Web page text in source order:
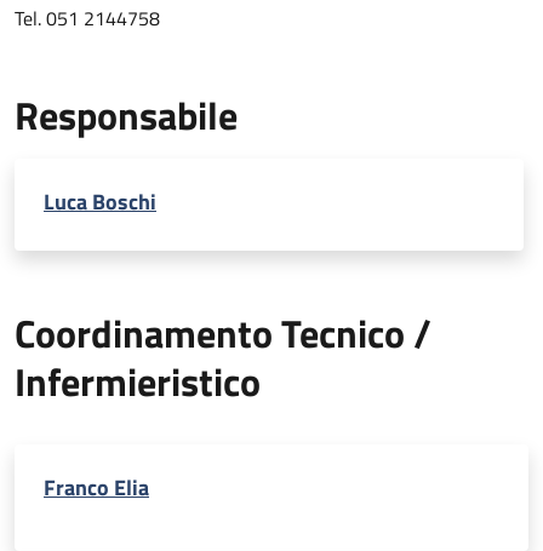
Tel. 051 2144758
Responsabile
Luca Boschi
Coordinamento Tecnico /
Infermieristico
Franco Elia